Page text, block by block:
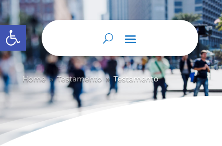
Abrir barra de herramientas
Home 9 Testamento 9 Testamento